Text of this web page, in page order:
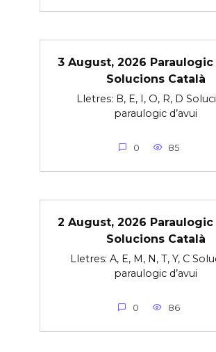
3 August, 2026 Paraulogic
Solucions Català
Lletres: B, E, I, O, R, D
paraulogic d’avui
0 85
2 August, 2026 Paraulogic
Solucions Català
Lletres: A, E, M, N, T, Y, C
paraulogic d’avui
0 86